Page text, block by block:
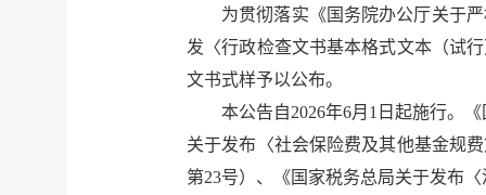
为贯彻落实《国务院办公厅关于
发〈行政检查文书基本格式文本（试
文书式样予以公布。
本公告自2026年6月1日起施行。
关于发布〈社会保险费及其他基金规
第23号）、《国家税务总局关于发布